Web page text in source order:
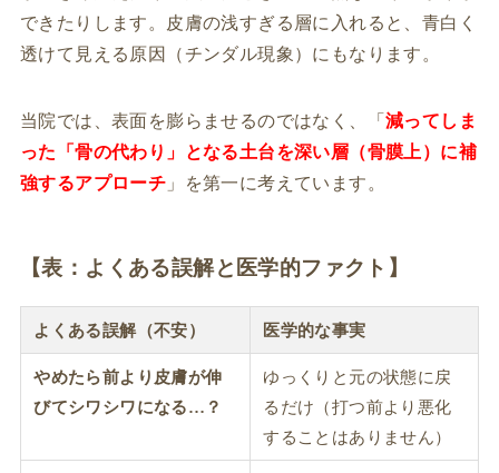
できたりします。皮膚の浅すぎる層に入れると、青白く
透けて見える原因（チンダル現象）にもなります。
当院では、表面を膨らませるのではなく、「 減ってしま
った「骨の代わり」となる土台を深い層（骨膜上）に補
強するアプローチ 」を第一に考えています。
【表：よくある誤解と医学的ファクト】
よくある誤解（不安） 医学的な事実
やめたら前より皮膚が伸
びてシワシワになる…？
ゆっくりと元の状態に戻
るだけ（打つ前より悪化
することはありません）